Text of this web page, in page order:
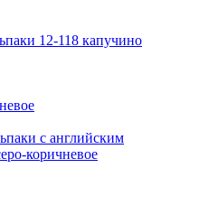
12-118 капучино
с английским
коричневое